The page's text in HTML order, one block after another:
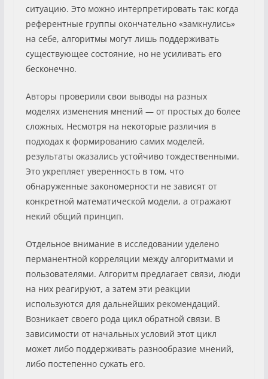
ситуацию. Это можно интерпретировать так: когда
референтные группы окончательно «замкнулись»
на себе, алгоритмы могут лишь поддерживать
существующее состояние, но не усиливать его
бесконечно.
Авторы проверили свои выводы на разных
моделях изменения мнений — от простых до более
сложных. Несмотря на некоторые различия в
подходах к формированию самих моделей,
результаты оказались устойчиво тождественными.
Это укрепляет уверенность в том, что
обнаруженные закономерности не зависят от
конкретной математической модели, а отражают
некий общий принцип.
Отдельное внимание в исследовании уделено
перманентной корреляции между алгоритмами и
пользователями. Алгоритм предлагает связи, люди
на них реагируют, а затем эти реакции
используются для дальнейших рекомендаций.
Возникает своего рода цикл обратной связи. В
зависимости от начальных условий этот цикл
может либо поддерживать разнообразие мнений,
либо постепенно сужать его.